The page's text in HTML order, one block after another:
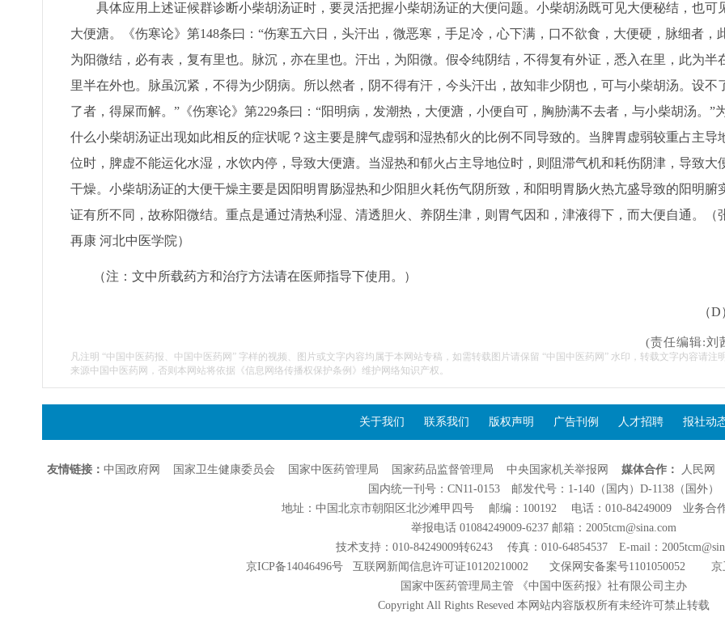
具体应用上述证候群诊断小柴胡汤证时，要灵活把握小柴胡汤证的大便问题。小柴胡汤既可见大便秘结，也可
大便溏。《伤寒论》第148条曰：“伤寒五六日，头汗出，微恶寒，手足冷，心下满，口不欲食，大便硬，脉细者，
为阳微结，必有表，复有里也。脉沉，亦在里也。汗出，为阳微。假令纯阴结，不得复有外证，悉入在里，此为半
里半在外也。脉虽沉紧，不得为少阴病。所以然者，阴不得有汗，今头汗出，故知非少阴也，可与小柴胡汤。设不
了者，得屎而解。”《伤寒论》第229条曰：“阳明病，发潮热，大便溏，小便自可，胸胁满不去者，与小柴胡汤。”
什么小柴胡汤证出现如此相反的症状呢？这主要是脾气虚弱和湿热郁火的比例不同导致的。当脾胃虚弱较重占主导
位时，脾虚不能运化水湿，水饮内停，导致大便溏。当湿热和郁火占主导地位时，则阻滞气机和耗伤阴津，导致大
干燥。小柴胡汤证的大便干燥主要是因阳明胃肠湿热和少阳胆火耗伤气阴所致，和阳明胃肠火热亢盛导致的阳明腑
证有所不同，故称阳微结。重点是通过清热利湿、清透胆火、养阴生津，则胃气因和，津液得下，而大便自通。（
再康 河北中医学院）
（注：文中所载药方和治疗方法请在医师指导下使用。）
（D
(责任编辑:刘
凡注明 “中国中医药报、中国中医药网” 字样的视频、图片或文字内容均属于本网站专稿，如需转载图片请保留 “中国中医药网” 水印，转载文字内容请注明
来源中国中医药网，否则本网站将依据《信息网络传播权保护条例》维护网络知识产权。
关于我们 联系我们 版权声明 广告刊例 人才招聘 报社动
友情链接： 中国政府网 国家卫生健康委员会 国家中医药管理局 国家药品监督管理局 中央国家机关举报网 媒体合作： 人民网
国内统一刊号：CN11-0153 邮发代号：1-140（国内）D-1138（国外）
地址：中国北京市朝阳区北沙滩甲四号 邮编：100192 电话：010-84249009 业务合作
举报电话 01084249009-6237 邮箱：2005tcm@sina.com
技术支持：010-84249009转6243 传真：010-64854537 E-mail：
京ICP备14046496号
互联网新闻信息许可证10120210002文保网安备案号1101050052 京
国家中医药管理局主管 《中国中医药报》社有限公司主办
Copyright All Rights Reseved 本网站内容版权所有未经许可禁止转载